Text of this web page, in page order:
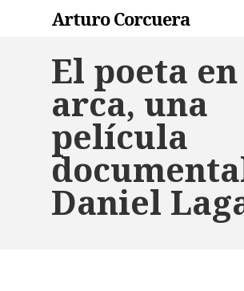
Arturo Corcuera
El poeta
arca, una
película
Daniel